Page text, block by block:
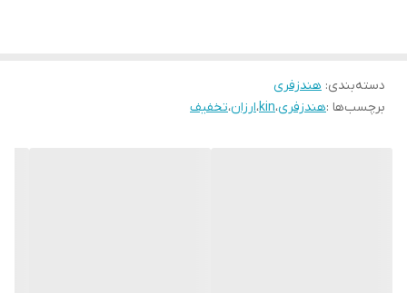
دسته‌بندی: هندزفری
برچسب‌ها :هندزفری،kin،ارزان،تخفیف